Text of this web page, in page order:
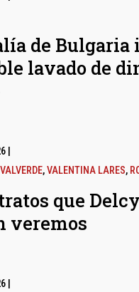
de
lavado de
,VALENTINA LARES,
que
veremos